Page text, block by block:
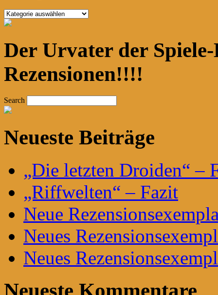
Blog-
Der Urvater der
Rezensionen!!!!
Search
Neueste Beiträge
„Die letzten Droiden“ –
„Riffwelten“ – Fazit
Neue
Neues
Neues
Neueste Kommentare